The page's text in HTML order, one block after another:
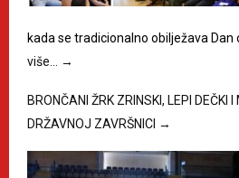
kada se tradicionalno obilježava Dan
više… →
BRONČANI ŽRK ZRINSKI, LEPI DEČKI
DRŽAVNOJ ZAVRŠNICI →